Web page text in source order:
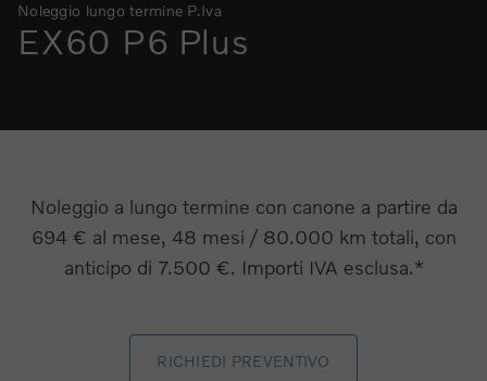
Noleggio lungo termine P.Iva
EX60 P6 Plus
Noleggio a lungo termine con canone a partire da
694 € al mese, 48 mesi / 80.000 km totali, con
anticipo di 7.500 €. Importi IVA esclusa.*
RICHIEDI PREVENTIVO